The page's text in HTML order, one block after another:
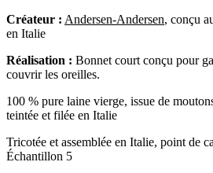
Créateur : Andersen-Andersen, conçu
en Italie
Réalisation : Bonnet court conçu pour
couvrir les oreilles.
100 % pure laine vierge, issue de
teintée et filée en Italie
Tricotée et assemblée en Italie, point de
Échantillon 5